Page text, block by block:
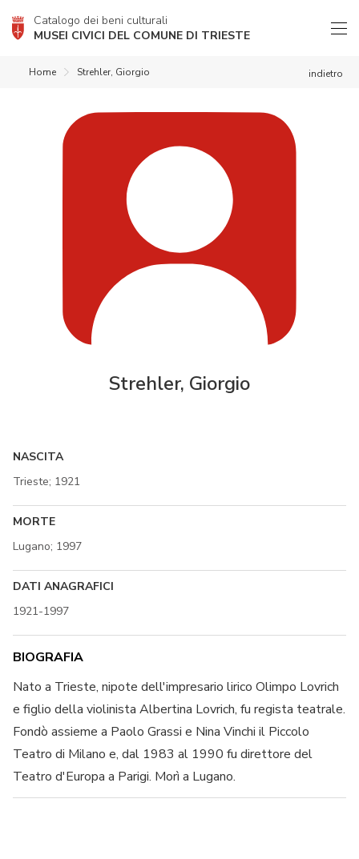
Catalogo dei beni culturali
MUSEI CIVICI DEL COMUNE DI TRIESTE
indietro
Home Strehler, Giorgio
Strehler, Giorgio
NASCITA
Trieste; 1921
MORTE
Lugano; 1997
DATI ANAGRAFICI
1921-1997
BIOGRAFIA
Nato a Trieste, nipote dell'impresario lirico Olimpo Lovrich
e figlio della violinista Albertina Lovrich, fu regista teatrale.
Fondò assieme a Paolo Grassi e Nina Vinchi il Piccolo
Teatro di Milano e, dal 1983 al 1990 fu direttore del
Teatro d'Europa a Parigi. Morì a Lugano.